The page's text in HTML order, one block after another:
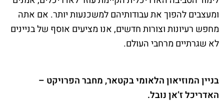
ומעצבים להפוך את עבודותיהם למשכנעות יותר. אם אתה
מחפש רעיונות וצורות חדשים, אנו מציעים אוסף של בניינים
לא שגרתיים מרחבי העולם.
בניין המוזיאון הלאומי בקטאר, מחבר הפרויקט –
האדריכל ז’אן נובל.